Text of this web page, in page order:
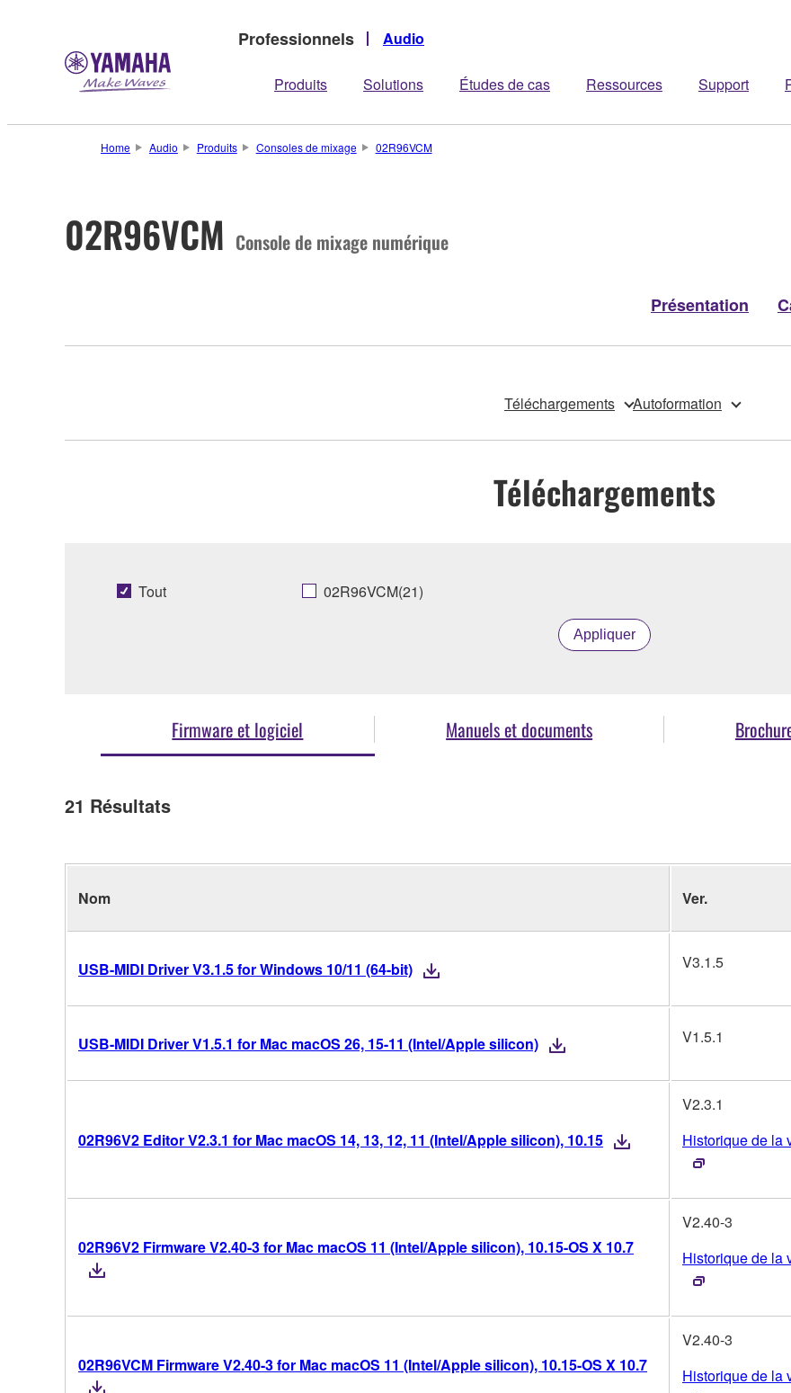
Professionnels Audio
Produits Solutions Études de cas Ressources Support
Home Audio Produits Consoles de mixage 02R96VCM
02R96VCM Console de mixage numérique
Présentation
Téléchargements Autoformation
Téléchargements
Tout 02R96VCM(21)
Appliquer
Firmware et logiciel Manuels et documents
21 Résultats
Nom Ver.
USB-MIDI Driver V3.1.5 for Windows 10/11 (64-bit) V3.1.5
USB-MIDI Driver V1.5.1 for Mac macOS 26, 15-11 (Intel/Apple silicon) V1.5.1
02R96V2 Editor V2.3.1 for Mac macOS 14, 13, 12, 11 (Intel/Apple silicon), 10.15
V2.3.1
Historique de la
02R96V2 Firmware V2.40-3 for Mac macOS 11 (Intel/Apple silicon), 10.15-OS X 10.7
V2.40-3
Historique de la
02R96VCM Firmware V2.40-3 for Mac macOS 11 (Intel/Apple silicon), 10.15-OS X 10.7
V2.40-3
Historique de la